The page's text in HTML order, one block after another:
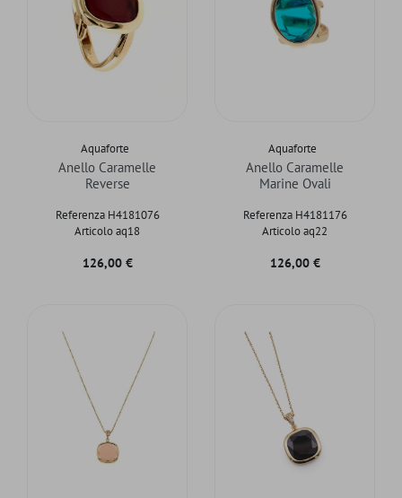
Aquaforte
Anello Caramelle
Reverse
Referenza H4181076
Articolo aq18
Prezzo
126,00 €
Aquaforte
Anello Caramelle
Marine Ovali
Referenza H4181176
Articolo aq22
Prezzo
126,00 €